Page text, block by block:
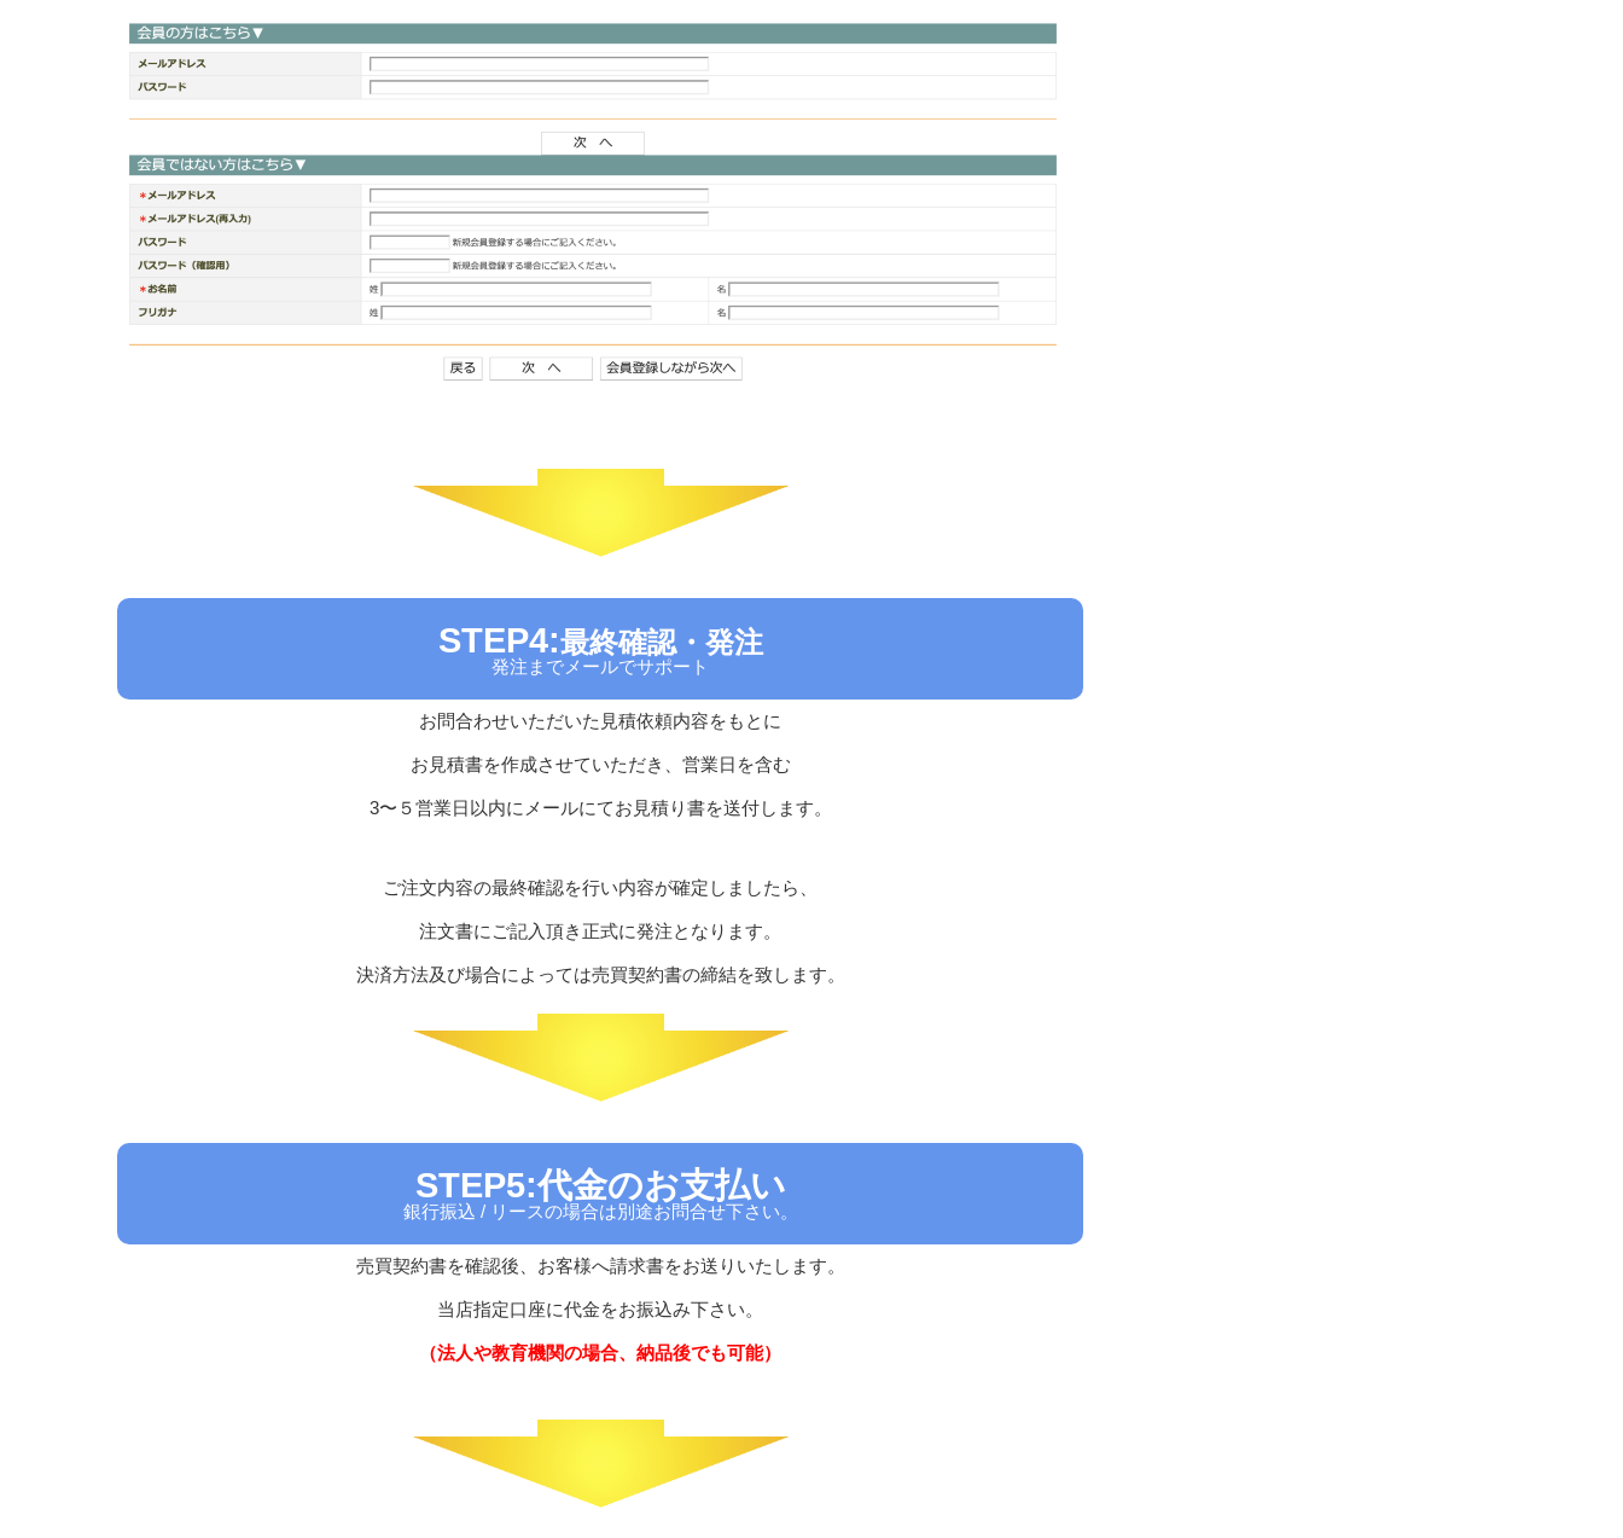
STEP4:最終確認・発注
発注までメールでサポート
お問合わせいただいた見積依頼内容をもとに
お見積書を作成させていただき、営業日を含む
3〜５営業日以内にメールにてお見積り書を送付します。
ご注文内容の最終確認を行い内容が確定しましたら、
注文書にご記入頂き正式に発注となります。
決済方法及び場合によっては売買契約書の締結を致します。
STEP5:代金のお支払い
銀行振込 / リースの場合は別途お問合せ下さい。
売買契約書を確認後、お客様へ請求書をお送りいたします。
当店指定口座に代金をお振込み下さい。
（法人や教育機関の場合、納品後でも可能）